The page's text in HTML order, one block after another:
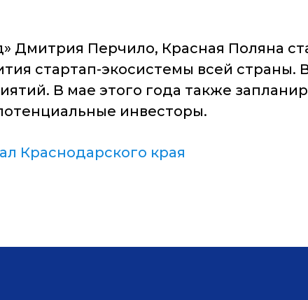
Дмитрия Перчило, Красная Поляна
стартап-экосистемы всей
В мае этого года также
инвесторы.
Краснодарского края